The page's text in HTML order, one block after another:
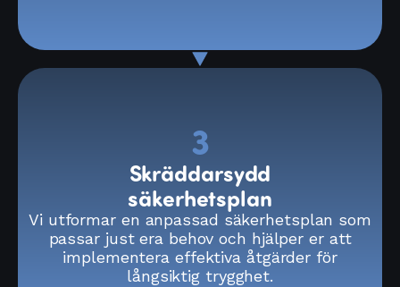
3
Skräddarsydd
säkerhetsplan
Vi utformar en anpassad säkerhetsplan som
passar just era behov och hjälper er att
implementera effektiva åtgärder för
långsiktig trygghet.